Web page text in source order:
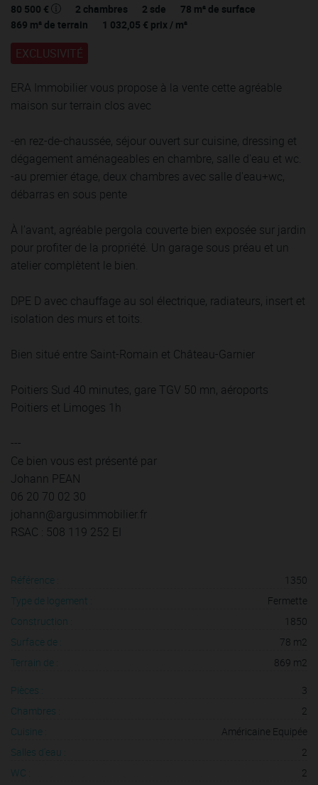
80 500 € 2 chambres 2 sde 78 m² de surface
869 m² de terrain 1 032,05 € prix / m²
EXCLUSIVITÉ
ERA Immobilier vous propose à la vente cette agréable
maison sur terrain clos avec
-en rez-de-chaussée, séjour ouvert sur cuisine, dressing et
dégagement aménageables en chambre, salle d'eau et wc.
-au premier étage, deux chambres avec salle d'eau+wc,
débarras en sous pente
À l'avant, agréable pergola couverte bien exposée sur jardin
pour profiter de la propriété. Un garage sous préau et un
atelier complètent le bien.
DPE D avec chauffage au sol électrique, radiateurs, insert et
isolation des murs et toits.
Bien situé entre Saint-Romain et Château-Garnier
Poitiers Sud 40 minutes, gare TGV 50 mn, aéroports
Poitiers et Limoges 1h
---
Ce bien vous est présenté par
Johann PEAN
06 20 70 02 30
johann@argusimmobilier.fr
RSAC : 508 119 252 EI
Référence :
1350
Type de logement :
Fermette
Construction :
1850
Surface de :
78 m2
Terrain de :
869 m2
Pièces :
3
Chambres :
2
Cuisine :
Américaine Equipée
Salles d'eau :
2
WC :
2